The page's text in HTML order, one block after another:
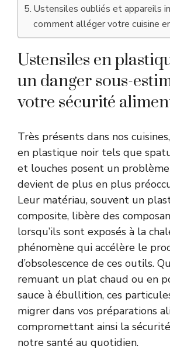
Ustensiles oubliés et appareils
comment alléger votre cuisine
Ustensiles en
un danger sous-
votre sécurité
Très présents dans nos
en plastique noir tels que
et louches posent un
devient de plus en plus
Leur matériau, souvent un
composite, libère des
lorsqu’ils sont exposés à la
phénomène qui accélère le
d’obsolescence de ces outils.
remuant un plat chaud ou en
sauce à ébullition, ces
migrer dans vos préparations
compromettant ainsi la
notre santé au quotidien.